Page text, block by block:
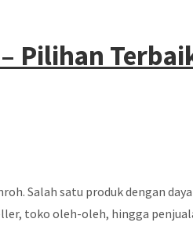
Pilihan
Salah satu produk dengan
toko oleh-oleh, hingga